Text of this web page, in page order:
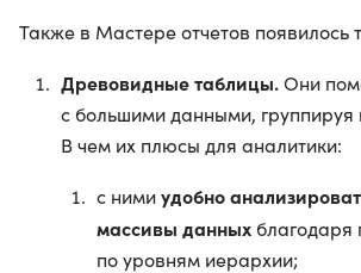
Также в Мастере отчетов появилось
Древовидные таблицы.Они
с большими данными, группируя
В чем их плюсы для аналитики:
с нимиудобно
массивы данных благодаря
по уровням иерархии;